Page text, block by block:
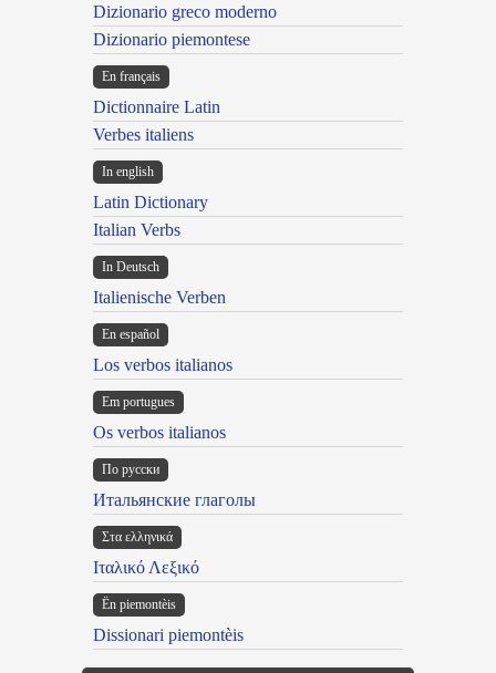
Dizionario greco moderno
Dizionario piemontese
En français
Dictionnaire Latin
Verbes italiens
In english
Latin Dictionary
Italian Verbs
In Deutsch
Italienische Verben
En español
Los verbos italianos
Em portugues
Os verbos italianos
По русски
Итальянские глаголы
Στα ελληνικά
Ιταλικό Λεξικό
Ën piemontèis
Dissionari piemontèis